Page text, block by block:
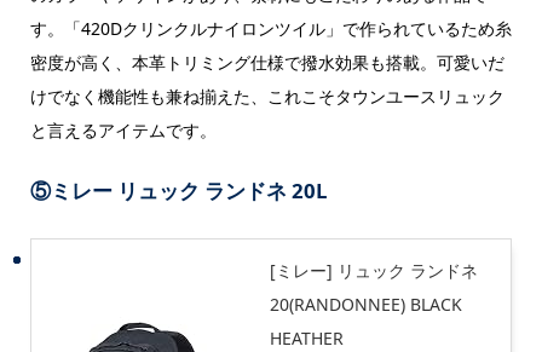
す。「420Dクリンクルナイロンツイル」で作られているため糸
密度が高く、本革トリミング仕様で撥水効果も搭載。可愛いだ
けでなく機能性も兼ね揃えた、これこそタウンユースリュック
と言えるアイテムです。
⑤ミレー リュック ランドネ 20L
[ミレー] リュック ランドネ
20(RANDONNEE) BLACK
HEATHER